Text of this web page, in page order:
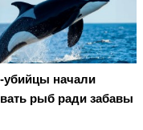
убийцы начали
рыб ради забавы